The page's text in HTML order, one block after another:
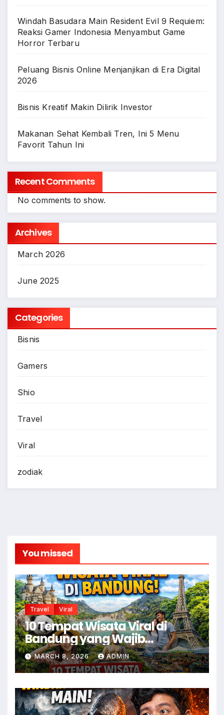
Windah Basudara Main Resident Evil 9 Requiem:
Reaksi Gamer Indonesia Menyambut Game
Horror Terbaru
Peluang Bisnis Online Menjanjikan di Era Digital
2026
Bisnis Kreatif Makin Dilirik Investor
Makanan Sehat Kembali Tren, Ini 5 Menu
Favorit Tahun Ini
Recent Comments
No comments to show.
Archives
March 2026
June 2025
Categories
Bisnis
Gamers
Shio
Travel
Viral
zodiak
You missed
Travel Viral
10 Tempat Wisata Viral di
Bandung yang Wajib
Dikunjungi Saat Liburan
MARCH 8, 2026 ADMIN